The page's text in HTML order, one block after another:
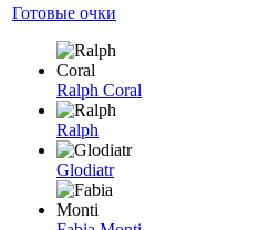
Готовые очки
Ralph Coral
Ralph
Glodiatr